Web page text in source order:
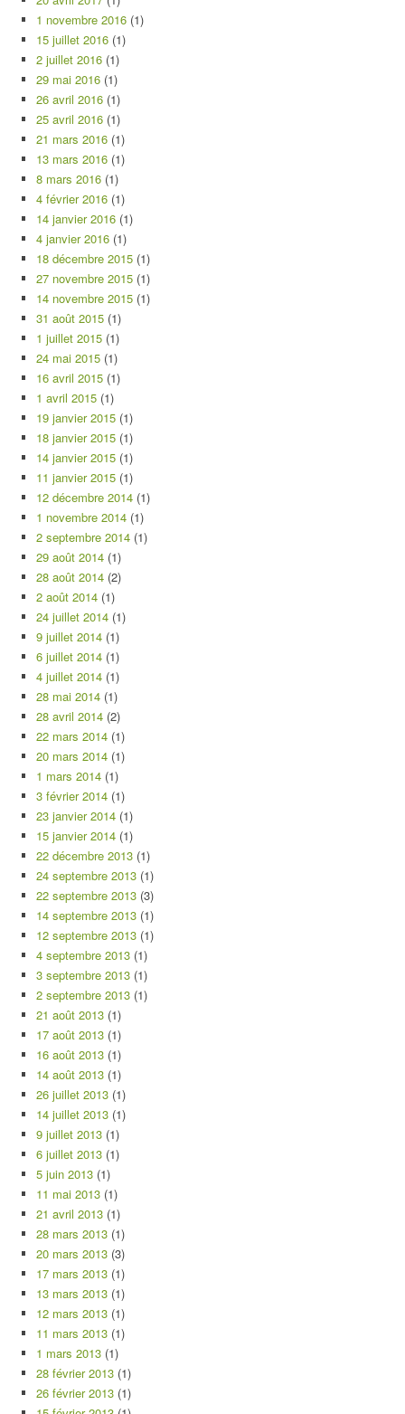
1 novembre 2016 (1)
15 juillet 2016 (1)
2 juillet 2016 (1)
29 mai 2016 (1)
26 avril 2016 (1)
25 avril 2016 (1)
21 mars 2016 (1)
13 mars 2016 (1)
8 mars 2016 (1)
4 février 2016 (1)
14 janvier 2016 (1)
4 janvier 2016 (1)
18 décembre 2015 (1)
27 novembre 2015 (1)
14 novembre 2015 (1)
31 août 2015 (1)
1 juillet 2015 (1)
24 mai 2015 (1)
16 avril 2015 (1)
1 avril 2015 (1)
19 janvier 2015 (1)
18 janvier 2015 (1)
14 janvier 2015 (1)
11 janvier 2015 (1)
12 décembre 2014 (1)
1 novembre 2014 (1)
2 septembre 2014 (1)
29 août 2014 (1)
28 août 2014 (2)
2 août 2014 (1)
24 juillet 2014 (1)
9 juillet 2014 (1)
6 juillet 2014 (1)
4 juillet 2014 (1)
28 mai 2014 (1)
28 avril 2014 (2)
22 mars 2014 (1)
20 mars 2014 (1)
1 mars 2014 (1)
3 février 2014 (1)
23 janvier 2014 (1)
15 janvier 2014 (1)
22 décembre 2013 (1)
24 septembre 2013 (1)
22 septembre 2013 (3)
14 septembre 2013 (1)
12 septembre 2013 (1)
4 septembre 2013 (1)
3 septembre 2013 (1)
2 septembre 2013 (1)
21 août 2013 (1)
17 août 2013 (1)
16 août 2013 (1)
14 août 2013 (1)
26 juillet 2013 (1)
14 juillet 2013 (1)
9 juillet 2013 (1)
6 juillet 2013 (1)
5 juin 2013 (1)
11 mai 2013 (1)
21 avril 2013 (1)
28 mars 2013 (1)
20 mars 2013 (3)
17 mars 2013 (1)
13 mars 2013 (1)
12 mars 2013 (1)
11 mars 2013 (1)
1 mars 2013 (1)
28 février 2013 (1)
26 février 2013 (1)